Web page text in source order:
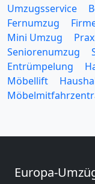
Umzugsservice
Fernumzug
Mini Umzug
Seniorenumzug
Entrümpelung
Möbellift
Europa-